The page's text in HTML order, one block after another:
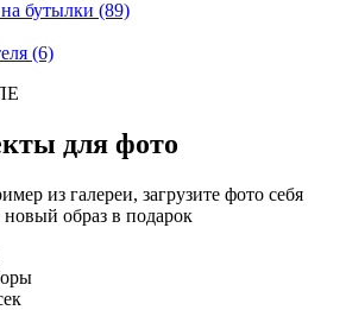
бутылки (89)
(6)
для фото
из галереи, загрузите фото себя
образ в подарок